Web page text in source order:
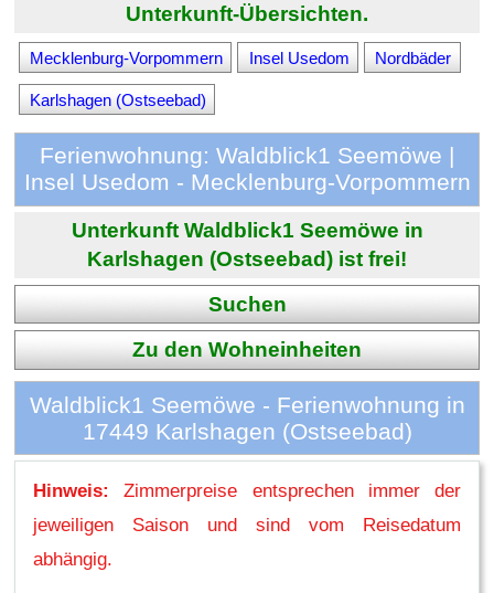
Unterkunft-Übersichten.
Mecklenburg-Vorpommern Insel Usedom Nordbäder
Karlshagen (Ostseebad)
Ferienwohnung: Waldblick1 Seemöwe |
Insel Usedom - Mecklenburg-Vorpommern
Unterkunft Waldblick1 Seemöwe in
Karlshagen (Ostseebad) ist frei!
Suchen
Zu den Wohneinheiten
Waldblick1 Seemöwe - Ferienwohnung in
17449 Karlshagen (Ostseebad)
Hinweis:
Zimmerpreise entsprechen immer der
jeweiligen Saison und sind vom Reisedatum
abhängig.